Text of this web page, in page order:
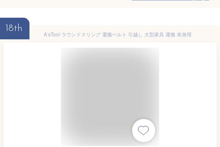
18th
A'sTool ラウンドスリング 運搬ベルト 引越し 大型家具 運搬 単身用